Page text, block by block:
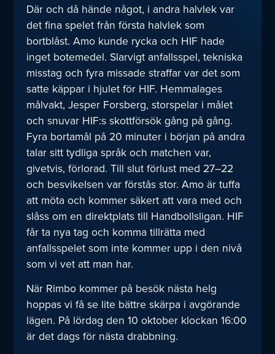
Där och då hände något, i andra halvlek var
det fina spelet från första halvlek som
bortblåst. Amo kunde rycka och HIF hade
inget botemedel. Slarvigt anfallsspel, tekniska
misstag och fyra missade straffar var det som
satte käppar i hjulet för HIF. Hemmalages
målvakt, Jesper Forsberg, storspelar i målet
och snuvar HIF:s skottförsök gång på gång.
Fyra bortamål på 20 minuter i början på andra
talar sitt tydliga språk och matchen var,
givetvis, förlorad. Till slut förlust med 27–22
och besvikelsen var förstås stor. Amo är tuffa
att möta och kommer säkert att vara med och
slåss om en direktplats till Handbollsligan. HIF
får ta nya tag och komma tillrätta med
anfallsspelet som inte kommer upp i den nivå
som vi vet att man har.
När Rimbo kommer på besök nästa helg
hoppas vi få se lite bättre skärpa i avgörande
lägen. På lördag den 10 oktober klockan 16:00
är det dags för nästa drabbning.